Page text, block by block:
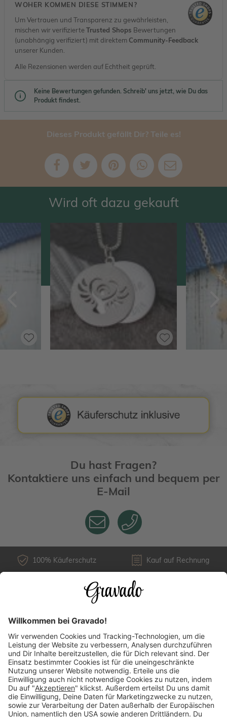
WOHER KOMMEN DIESE STIMMEN?
Um Vertrauen und Transparenz zu gewährleisten,
mischen wir verifizierteTrusted Shops Bewertungen
(unabhängig verifiziert) mit direktem Community-Feedback
unserer Kunden.
Alle Rezensionen werden auf Echtheit geprüft.
Keine Bewertungen gefunden. Schreib' uns jetzt, wie Du das
Produkt findest.
Dieses Produkt gefällt Dir? Teile es!
Wird oft dazu gekauft
Zurück
Du hast Fragen?
Kontaktiere uns einfach und bequem per
E-Mail
100% Käuferschutz Kauf auf Rechnung
Über uns
Versandarten
Länderauswahl
Zahlungsarten